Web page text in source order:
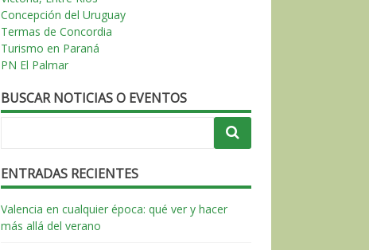
Concepción del Uruguay
Termas de Concordia
Turismo en Paraná
PN El Palmar
BUSCAR NOTICIAS O EVENTOS
ENTRADAS RECIENTES
Valencia en cualquier época: qué ver y hacer
más allá del verano